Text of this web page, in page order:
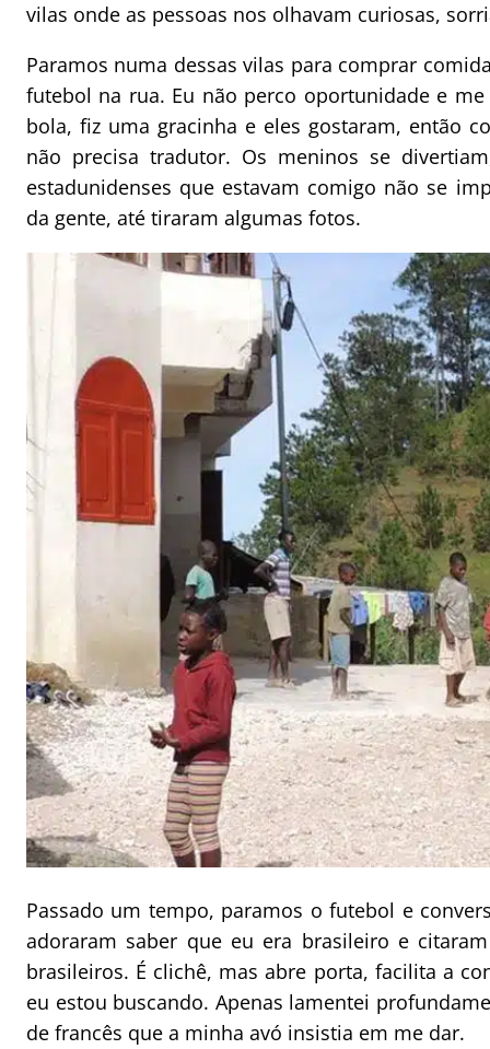
vilas onde as pessoas nos olhavam curiosas,
Paramos numa dessas vilas para comprar
futebol na rua. Eu não perco oportunidade e
bola, fiz uma gracinha e eles gostaram, então
não precisa tradutor. Os meninos se
estadunidenses que estavam comigo não se
da gente, até tiraram algumas fotos.
Passado um tempo, paramos o futebol e
adoraram saber que eu era brasileiro e
brasileiros. É clichê, mas abre porta, facilita a
eu estou buscando. Apenas lamentei
de francês que a minha avó insistia em me dar.